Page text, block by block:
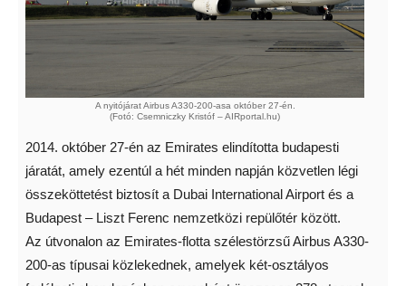
A nyitójárat Airbus A330-200-asa október 27-én.
(Fotó: Csemniczky Kristóf – AIRportal.hu)
2014. október 27-én az Emirates elindította budapesti
járatát, amely ezentúl a hét minden napján közvetlen légi
összeköttetést biztosít a Dubai International Airport és a
Budapest – Liszt Ferenc nemzetközi repülőtér között.
Az útvonalon az Emirates-flotta szélestörzsű Airbus A330-
200-as típusai közlekednek, amelyek két-osztályos